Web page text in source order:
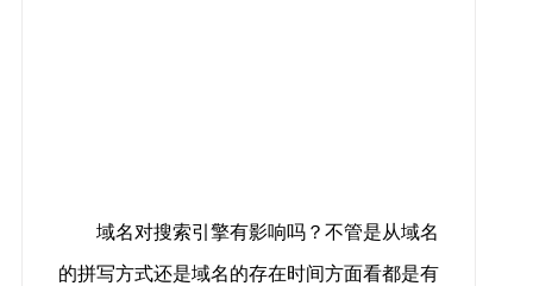
域名对搜索引擎有影响吗？不管是从域名
的拼写方式还是域名的存在时间方面看都是有